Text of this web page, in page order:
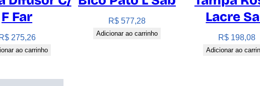
d
a
d
F Far
R$275,26
ao carrinho
R$577,28
Adicionar ao carrinho
Lacre
R$ 198,08
Adicionar ao